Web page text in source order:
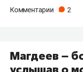
Комментарии 2
Магдеев –